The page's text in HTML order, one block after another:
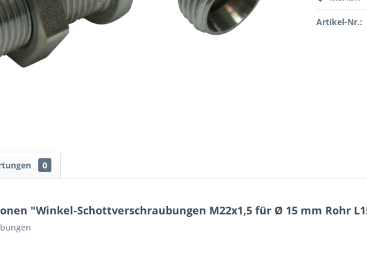
Preis
Artikel-Nr.:
0
"Winkel-Schottverschraubungen M22x1,5 für Ø 15 mm Rohr